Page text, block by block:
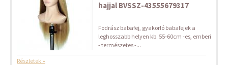
hajjal BVSSZ-43555679317
Fodrász babafej, gyakorló babafejek a
leghosszabb helyen kb. 55-60cm -es, emberi
- természetes -...
Részletek »